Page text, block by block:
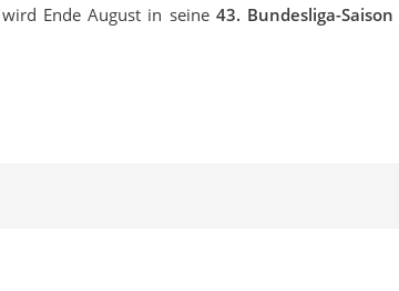
Ende August in seine 43. Bundesliga-Saison